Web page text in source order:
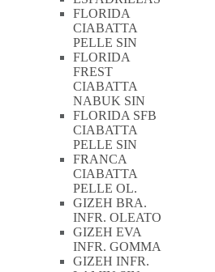
FLORIDA
CIABATTA
PELLE SIN
FLORIDA
FREST
CIABATTA
NABUK SIN
FLORIDA SFB
CIABATTA
PELLE SIN
FRANCA
CIABATTA
PELLE OL.
GIZEH BRA.
INFR. OLEATO
GIZEH EVA
INFR. GOMMA
GIZEH INFR.